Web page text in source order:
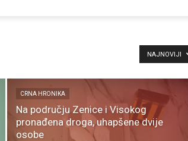
NAJNOVIJI
CRNA HRONIKA
Na području Zenice i Visokog
pronađena droga, uhapšene dvije
osobe